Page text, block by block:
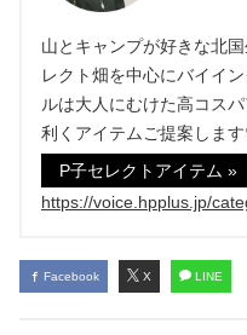
山とキャンプが好きな北
レクト畑を中心にバイイ
ルは大人にむけた高コス
利くアイテムご提案しま
P子セレクトアイテム »
https://voice.hpplus.jp/
Facebook X LINE